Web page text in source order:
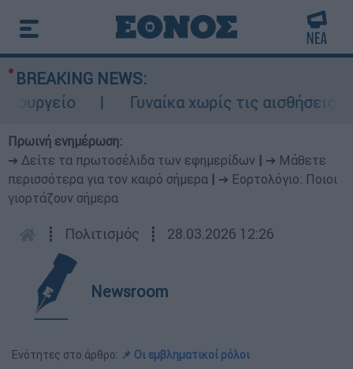
BREAKING NEWS:
Γυναίκα χωρίς τις αισθήσεις
Πρωινή ενημέρωση:
➔ Δείτε τα πρωτοσέλιδα των εφημερίδων
➔ Μάθετε
περισσότερα για τον καιρό σήμερα
➔ Εορτολόγιο: Ποιοι
γιορτάζουν σήμερα
┋ Πολιτισμός ┋ 28.03.2026 12:26
Newsroom
Ενότητες στο άρθρο: 📌 Οι εμβληματικοί ρόλοι